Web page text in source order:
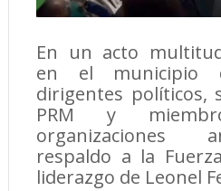
En un acto
en el municipio
dirigentes políticos,
PRM y
organizaciones
respaldo a la
liderazgo de Leonel